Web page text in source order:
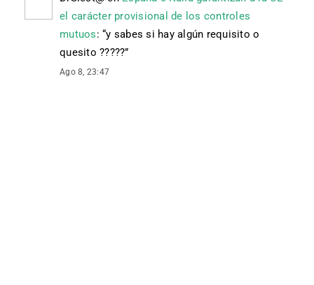
el carácter provisional de los controles
mutuos: “y sabes si hay algún requisito o
quesito ?????”
Ago 8, 23:47